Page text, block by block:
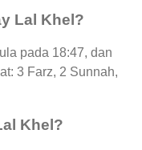
Lal Khel?
pada 18:47, dan
3 Farz, 2 Sunnah,
Khel?